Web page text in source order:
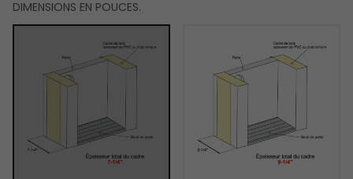
DIMENSIONS EN POUCES.